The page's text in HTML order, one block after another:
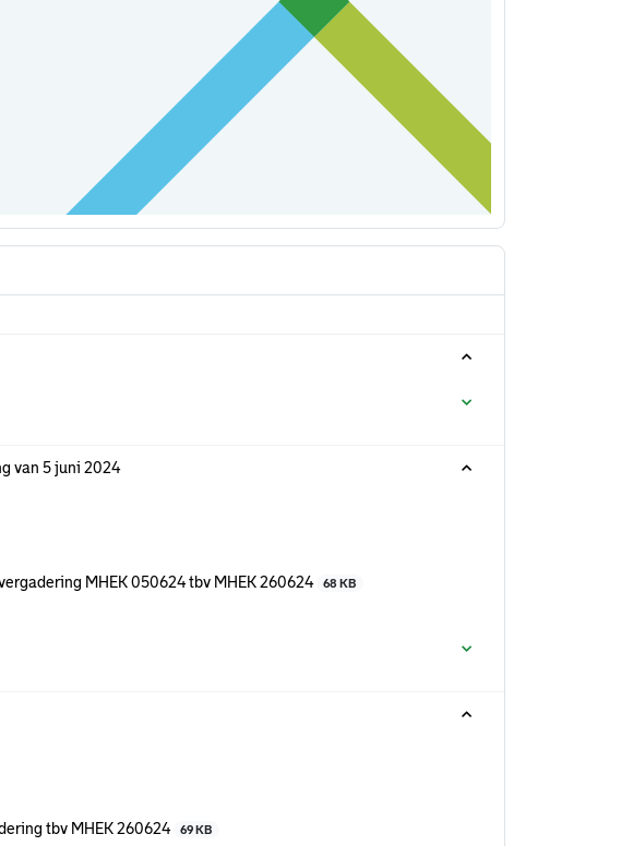
van 5 juni 2024
MHEK 050624 tbv MHEK 260624
68 KB
tbv MHEK 260624
69 KB